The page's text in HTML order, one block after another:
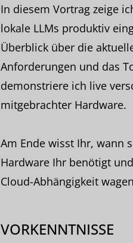
In diesem Vortrag zeige
lokale LLMs produktiv
Überblick über die
Anforderungen und das
demonstriere ich live
mitgebrachter Hardware.
Am Ende wisst Ihr, wann
Hardware Ihr benötigt
Cloud-Abhängigkeit
VORKENNTNISSE